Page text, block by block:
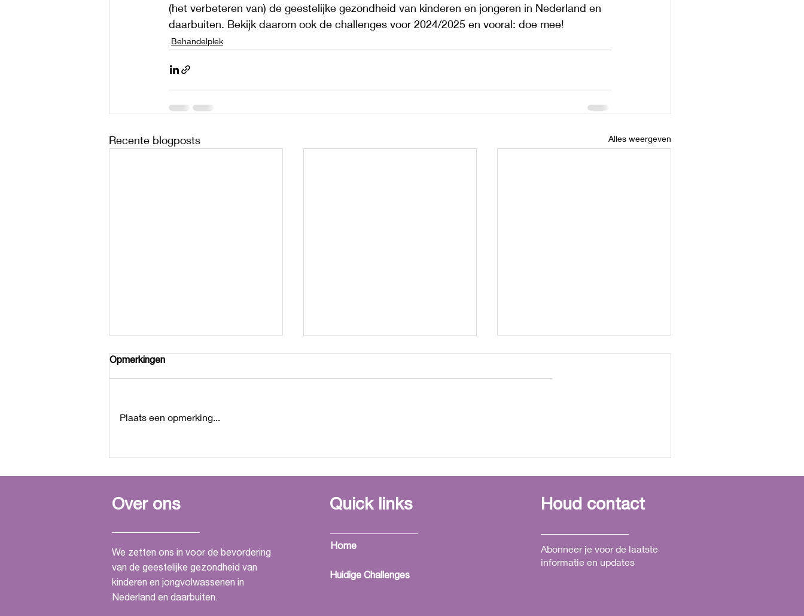
(het verbeteren van) de geestelijke gezondheid van kinderen en jongeren in Nederland en
daarbuiten. Bekijk daarom ook de challenges voor 2024/2025 en vooral: doe mee!
Behandelplek
Recente blogposts Alles weergeven
Nederlandse GGZ
iets gebeuren.
Opmerkingen
Plaats een opmerking...
Over ons
We zetten ons in voor de bevordering
van de geestelijke gezondheid van
kinderen en jongvolwassenen in
Nederland en daarbuiten.
Quick links
Home
Huidige Challenges
Houd contact
Abonneer je voor de laatste
informatie en updates